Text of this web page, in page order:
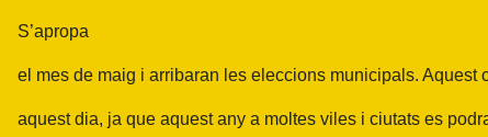
S’apropa
el mes de maig i arribaran les eleccions municipals. Aquest
aquest dia, ja que aquest any a moltes viles i ciutats es